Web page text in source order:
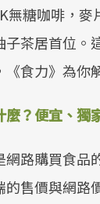
無糖咖啡，
子茶居首位。
食力》為你
？便宜、獨
網路購買食品
的售價與網路